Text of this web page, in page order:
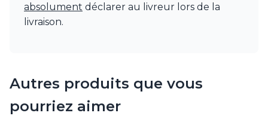
absolument déclarer au livreur lors de la
livraison.
Autres produits que vous
pourriez aimer